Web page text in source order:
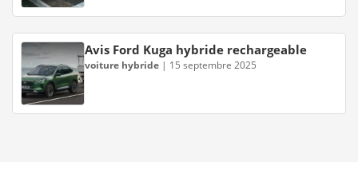
Avis Ford Kuga hybride rechargeable
voiture hybride | 15 septembre 2025